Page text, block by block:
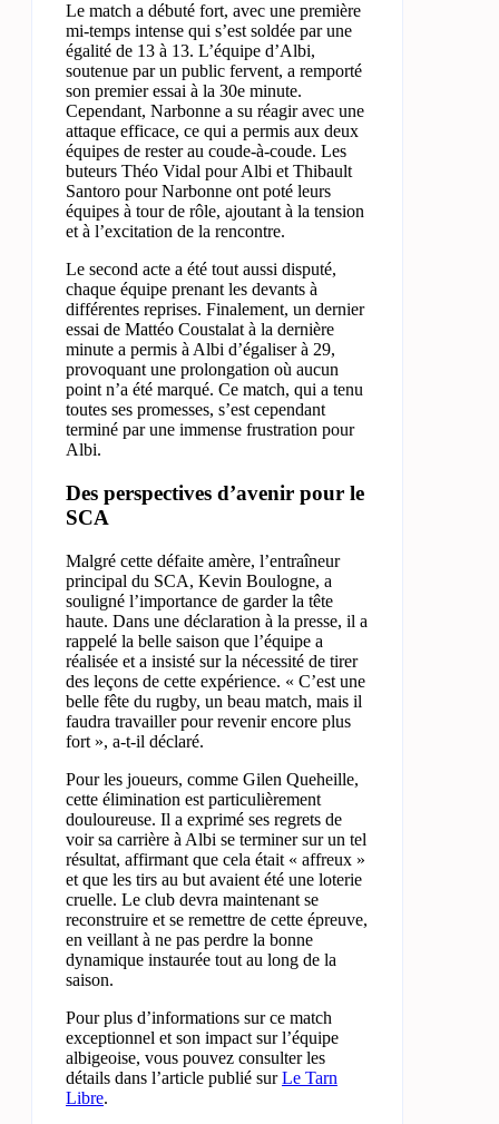
Le match a débuté fort, avec une première
mi-temps intense qui s’est soldée par une
égalité de 13 à 13. L’équipe d’Albi,
soutenue par un public fervent, a remporté
son premier essai à la 30e minute.
Cependant, Narbonne a su réagir avec une
attaque efficace, ce qui a permis aux deux
équipes de rester au coude-à-coude. Les
buteurs Théo Vidal pour Albi et Thibault
Santoro pour Narbonne ont poté leurs
équipes à tour de rôle, ajoutant à la tension
et à l’excitation de la rencontre.
Le second acte a été tout aussi disputé,
chaque équipe prenant les devants à
différentes reprises. Finalement, un dernier
essai de Mattéo Coustalat à la dernière
minute a permis à Albi d’égaliser à 29,
provoquant une prolongation où aucun
point n’a été marqué. Ce match, qui a tenu
toutes ses promesses, s’est cependant
terminé par une immense frustration pour
Albi.
Des perspectives d’avenir pour le
SCA
Malgré cette défaite amère, l’entraîneur
principal du SCA, Kevin Boulogne, a
souligné l’importance de garder la tête
haute. Dans une déclaration à la presse, il a
rappelé la belle saison que l’équipe a
réalisée et a insisté sur la nécessité de tirer
des leçons de cette expérience. « C’est une
belle fête du rugby, un beau match, mais il
faudra travailler pour revenir encore plus
fort », a-t-il déclaré.
Pour les joueurs, comme Gilen Queheille,
cette élimination est particulièrement
douloureuse. Il a exprimé ses regrets de
voir sa carrière à Albi se terminer sur un tel
résultat, affirmant que cela était « affreux »
et que les tirs au but avaient été une loterie
cruelle. Le club devra maintenant se
reconstruire et se remettre de cette épreuve,
en veillant à ne pas perdre la bonne
dynamique instaurée tout au long de la
saison.
Pour plus d’informations sur ce match
exceptionnel et son impact sur l’équipe
albigeoise, vous pouvez consulter les
détails dans l’article publié surLe Tarn
Libre.